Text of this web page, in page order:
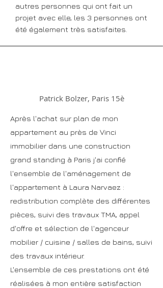
autres personnes qui ont fait un
projet avec elle, les 3 personnes ont
été également très satisfaites.
Patrick Bolzer, Paris 15è
Après l'achat sur plan de mon
appartement au près de Vinci
immobilier dans une construction
grand standing à Paris j'ai confié
l'ensemble de l'aménagement de
l'appartement à Laura Narvaez :
redistribution complète des différentes
pièces, suivi des travaux TMA, appel
d'offre et sélection de l'agenceur
mobilier / cuisine / salles de bains, suivi
des travaux intérieur.
L'ensemble de ces prestations ont été
réalisées à mon entière satisfaction